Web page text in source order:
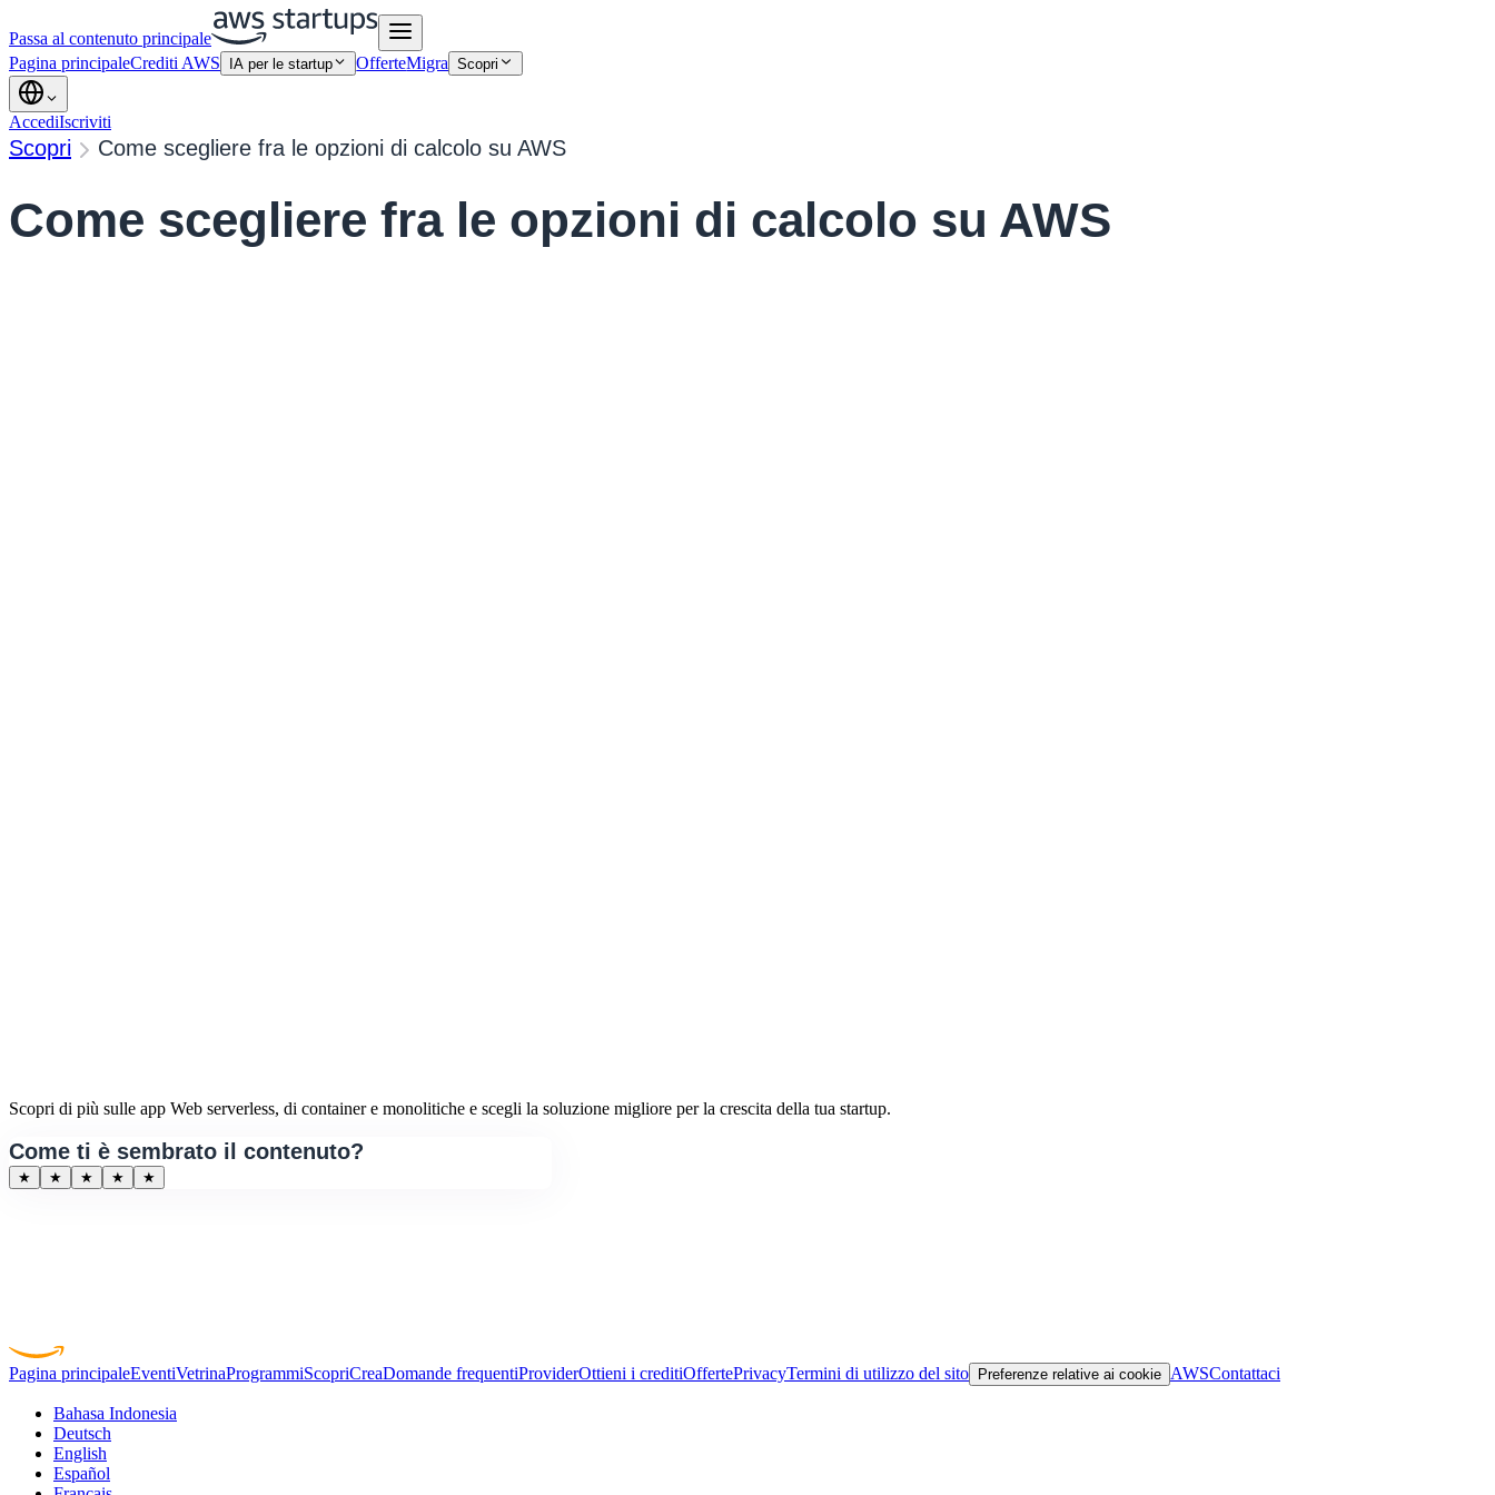
Passa al contenuto principale
Pagina principaleCrediti AWS IA per le startup OfferteMigra Scopri
AccediIscriviti
Scopri Come scegliere fra le opzioni di calcolo su AWS
Come scegliere fra le opzioni di calcolo su AWS
Scopri di più sulle app Web serverless, di container e monolitiche e scegli la soluzione migliore per la crescita della tua startup.
Come ti è sembrato il contenuto?
★ ★ ★ ★ ★
Pagina principaleEventiVetrinaProgrammiScopriCreaDomande frequentiProviderOttieni i creditiOffertePrivacyTermini di utilizzo del sito Preferenze relative ai cookie AWSContattaci
Bahasa Indonesia
Deutsch
English
Español